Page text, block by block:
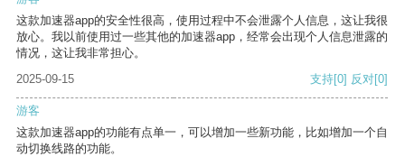
这款加速器app的安全性很高，使用过程中不会泄露个人信息，这让我很
放心。我以前使用过一些其他的加速器app，经常会出现个人信息泄露的
情况，这让我非常担心。
2025-09-15
支持[0] 反对[0]
游客
这款加速器app的功能有点单一，可以增加一些新功能，比如增加一个自
动切换线路的功能。